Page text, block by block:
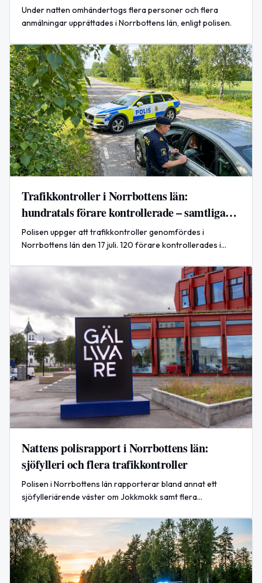
Under natten omhändertogs flera personer och flera
anmälningar upprättades i Norrbottens län, enligt polisen.
Trafikkontroller i Norrbottens län:
hundratals förare kontrollerade – samtliga
nyktra
Polisen uppger att trafikkontroller genomfördes i
Norrbottens län den 17 juli. 120 förare kontrollerades i
var samtliga nyktra.
Nattens polisrapport i Norrbottens län:
sjöfylleri och flera trafikkontroller
Polisen i Norrbottens län rapporterar bland annat ett
sjöfylleriärende väster om Jokkmokk samt flera